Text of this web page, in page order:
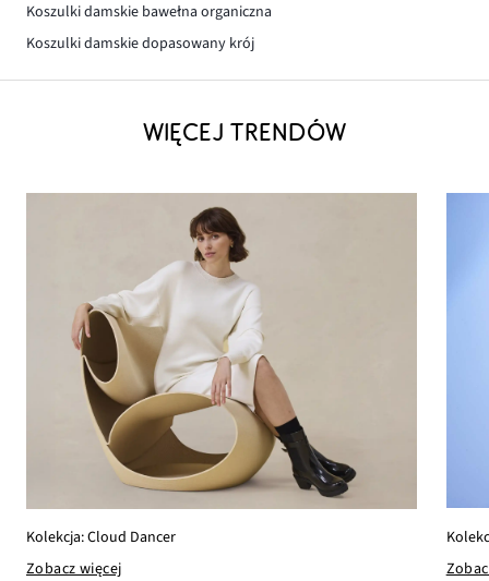
Koszulki damskie bawełna organiczna
Koszulki damskie dopasowany krój
WIĘCEJ TRENDÓW
Kolekcja: Cloud Dancer
Zobacz więcej